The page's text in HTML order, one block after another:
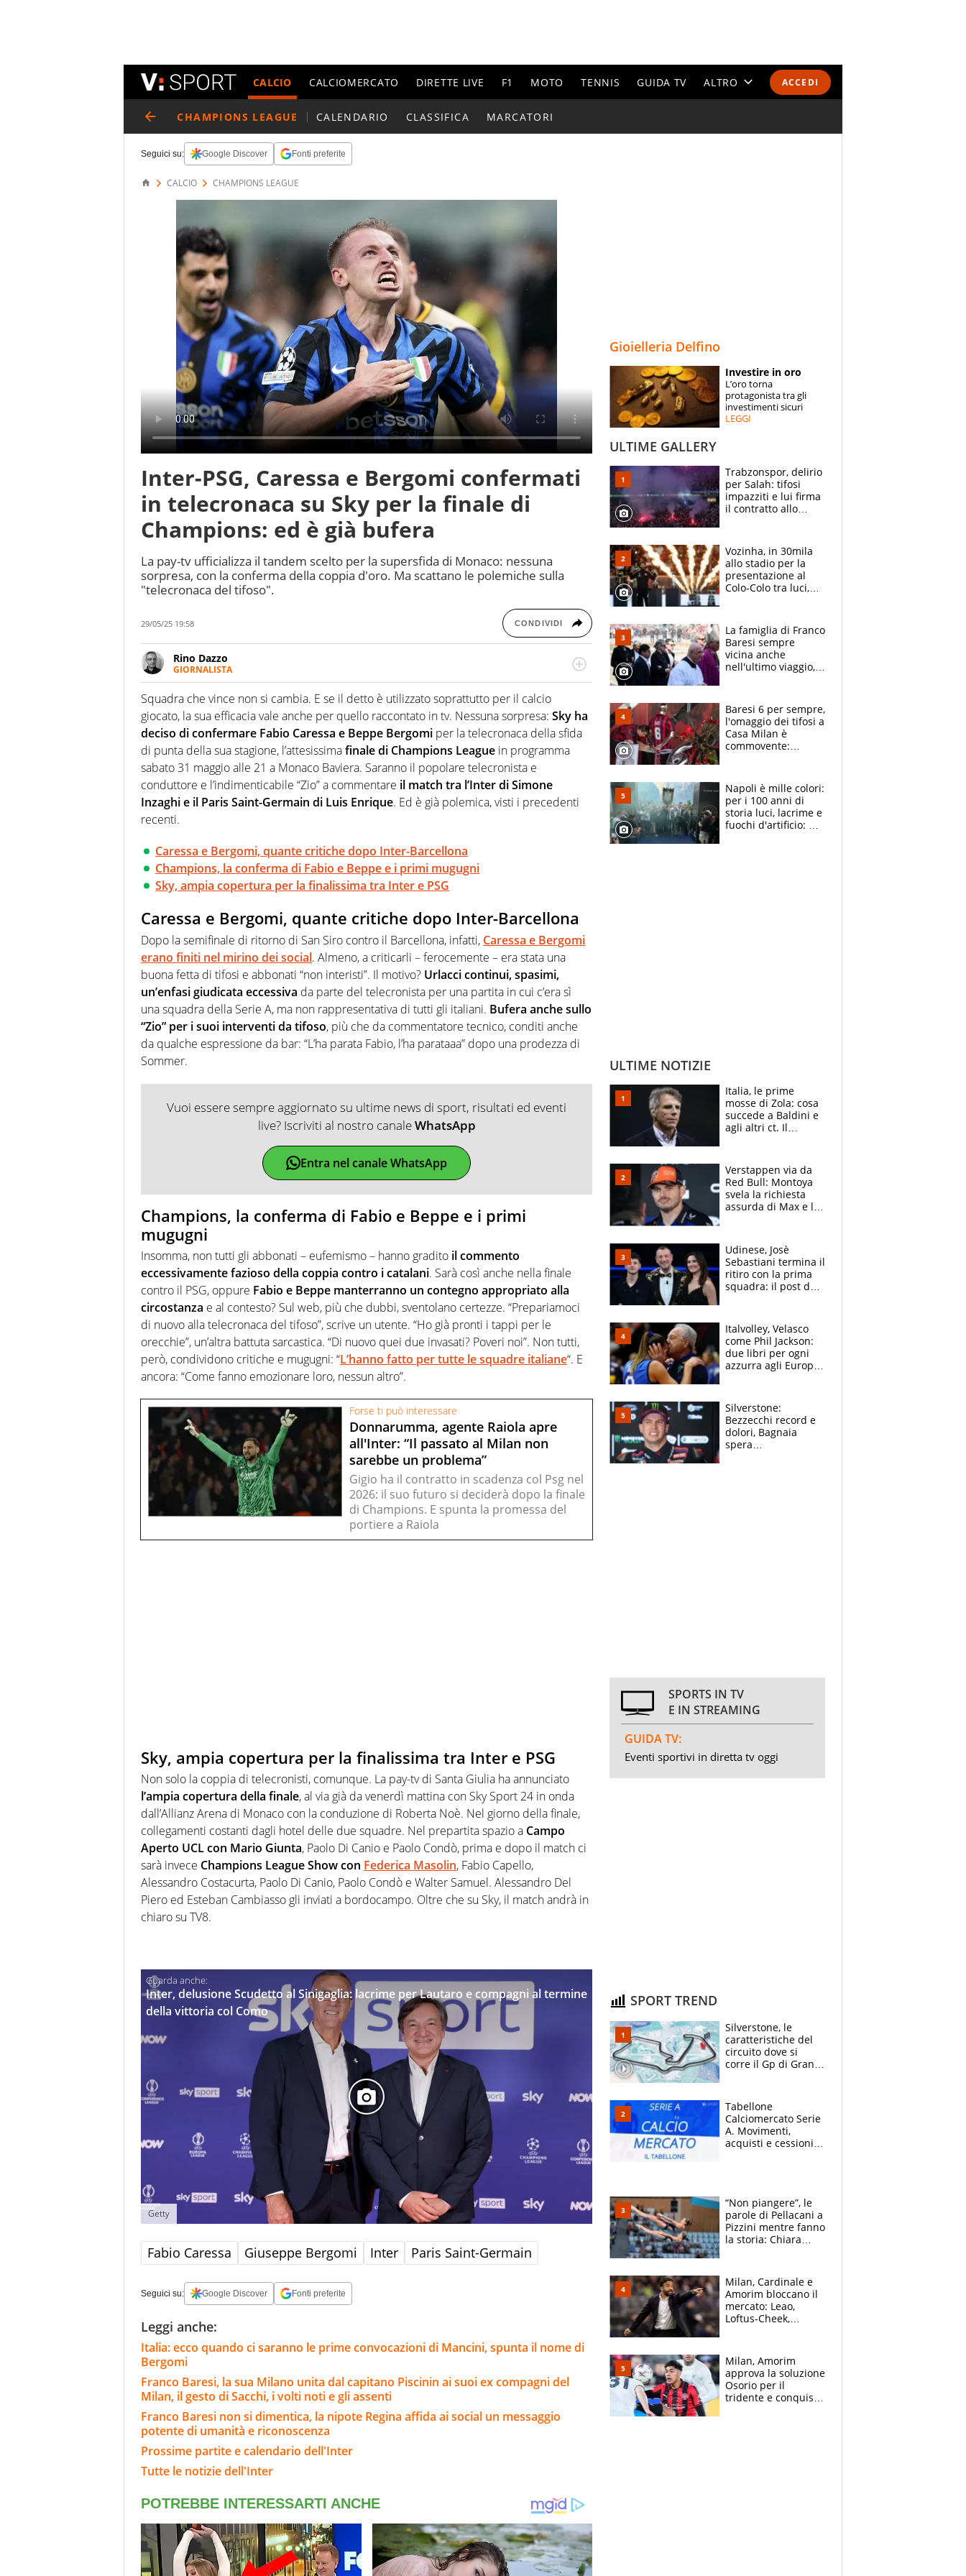
ACCEDI
CALCIO CALCIOMERCATO DIRETTE LIVE F1 MOTO TENNIS GUIDA TV ALTRO
ESPERTI
CONTATTI
CHAMPIONS LEAGUE CALENDARIO CLASSIFICA MARCATORI
Seguici su: Google Discover Fonti preferite
CALCIO CHAMPIONS LEAGUE
Inter-PSG, Caressa e Bergomi confermati
in telecronaca su Sky per la finale di
Champions: ed è già bufera
La pay-tv ufficializza il tandem scelto per la supersfida di Monaco: nessuna
sorpresa, con la conferma della coppia d'oro. Ma scattano le polemiche sulla
"telecronaca del tifoso".
29/05/25 19:58 CONDIVIDI
Rino Dazzo
GIORNALISTA
Se mai ci fosse modo di traslare il glossario del calcio in una nicchia di esperti, lui ne
farebbe parte. Non si perde una svista arbitrale né gli umori social del mondo delle
curve
Squadra che vince non si cambia. E se il detto è utilizzato soprattutto per il calcio
giocato, la sua efficacia vale anche per quello raccontato in tv. Nessuna sorpresa: Sky ha
deciso di confermare Fabio Caressa e Beppe Bergomi per la telecronaca della sfida
di punta della sua stagione, l’attesissimafinale di Champions League in programma
sabato 31 maggio alle 21 a Monaco Baviera. Saranno il popolare telecronista e
conduttore e l’indimenticabile “Zio” a commentare il match tra l’Inter di Simone
Inzaghi e il Paris Saint-Germain di Luis Enrique. Ed è già polemica, visti i precedenti
recenti.
Caressa e Bergomi, quante critiche dopo Inter-Barcellona
Champions, la conferma di Fabio e Beppe e i primi mugugni
Sky, ampia copertura per la finalissima tra Inter e PSG
Caressa e Bergomi, quante critiche dopo Inter-Barcellona
Dopo la semifinale di ritorno di San Siro contro il Barcellona, infatti, Caressa e Bergomi
erano finiti nel mirino dei social. Almeno, a criticarli – ferocemente – era stata una
buona fetta di tifosi e abbonati “non interisti”. Il motivo? Urlacci continui, spasimi,
un’enfasi giudicata eccessiva da parte del telecronista per una partita in cui c’era sì
una squadra della Serie A, ma non rappresentativa di tutti gli italiani. Bufera anche sullo
“Zio” per i suoi interventi da tifoso, più che da commentatore tecnico, conditi anche
da qualche espressione da bar: “L’ha parata Fabio, l’ha parataaa” dopo una prodezza di
Sommer.
Vuoi essere sempre aggiornato su ultime news di sport, risultati ed eventi
live? Iscriviti al nostro canaleWhatsApp
Entra nel canale WhatsApp
Champions, la conferma di Fabio e Beppe e i primi
mugugni
Insomma, non tutti gli abbonati – eufemismo – hanno gradito il commento
eccessivamente fazioso della coppia contro i catalani. Sarà così anche nella finale
contro il PSG, oppure Fabio e Beppe manterranno un contegno appropriato alla
circostanza e al contesto? Sul web, più che dubbi, sventolano certezze. “Prepariamoci
di nuovo alla telecronaca del tifoso”, scrive un utente. “Ho già pronti i tappi per le
orecchie”, un’altra battuta sarcastica. “Di nuovo quei due invasati? Poveri noi”. Non tutti,
però, condividono critiche e mugugni: “L’hanno fatto per tutte le squadre italiane“. E
ancora: “Come fanno emozionare loro, nessun altro”.
Forse ti può interessare
Donnarumma, agente Raiola apre
all'Inter: “Il passato al Milan non
sarebbe un problema”
Gigio ha il contratto in scadenza col Psg nel
2026: il suo futuro si deciderà dopo la finale
di Champions. E spunta la promessa del
portiere a Raiola
Sky, ampia copertura per la finalissima tra Inter e PSG
Non solo la coppia di telecronisti, comunque. La pay-tv di Santa Giulia ha annunciato
l’ampia copertura della finale, al via già da venerdì mattina con Sky Sport 24 in onda
dall’Allianz Arena di Monaco con la conduzione di Roberta Noè. Nel giorno della finale,
collegamenti costanti dagli hotel delle due squadre. Nel prepartita spazio a Campo
Aperto UCL con Mario Giunta, Paolo Di Canio e Paolo Condò, prima e dopo il match ci
sarà invece Champions League Show con Federica Masolin, Fabio Capello,
Alessandro Costacurta, Paolo Di Canio, Paolo Condò e Walter Samuel. Alessandro Del
Piero ed Esteban Cambiasso gli inviati a bordocampo. Oltre che su Sky, il match andrà in
chiaro su TV8.
Inter, delusione Scudetto al Sinigaglia: lacrime per Lautaro e compagni al termine
della vittoria col Como
Getty
Fabio Caressa Giuseppe Bergomi Inter Paris Saint-Germain
Seguici su: Google Discover Fonti preferite
Leggi anche:
Italia: ecco quando ci saranno le prime convocazioni di Mancini, spunta il nome di
Bergomi
Franco Baresi, la sua Milano unita dal capitano Piscinin ai suoi ex compagni del
Milan, il gesto di Sacchi, i volti noti e gli assenti
Franco Baresi non si dimentica, la nipote Regina affida ai social un messaggio
potente di umanità e riconoscenza
Prossime partite e calendario dell'Inter
Tutte le notizie dell'Inter
Gioielleria Delfino
Investire in oro
L’oro torna
protagonista tra gli
investimenti sicuri
LEGGI
ULTIME GALLERY
Trabzonspor, delirio
per Salah: tifosi
impazziti e lui firma
il contratto allo
Vozinha, in 30mila
allo stadio per la
presentazione al
Colo-Colo tra luci,
La famiglia di Franco
Baresi sempre
vicina anche
nell'ultimo viaggio,
circondati
dall'affetto dei tifosi
Baresi 6 per sempre,
l'omaggio dei tifosi a
Casa Milan è
commovente:
bigliettini
Napoli è mille colori:
per i 100 anni di
storia luci, lacrime e
fuochi d'artificio: De
ULTIME NOTIZIE
Italia, le prime
mosse di Zola: cosa
succede a Baldini e
agli altri ct. Il
azzurri
Verstappen via da
Red Bull: Montoya
svela la richiesta
assurda di Max e lo
McLaren siano
meglio?”
Udinese, Josè
Sebastiani termina il
ritiro con la prima
squadra: il post del
sfondo
Italvolley, Velasco
come Phil Jackson:
due libri per ogni
azzurra agli Europei.
Silverstone:
Bezzecchi record e
dolori, Bagnaia
spera
SPORTS IN TV
E IN STREAMING
GUIDA TV:
Eventi sportivi in diretta tv oggi
SPORT TREND
Silverstone, le
caratteristiche del
circuito dove si
corre il Gp di Gran
Tabellone
Calciomercato Serie
A. Movimenti,
acquisti e cessioni:
“Non piangere”, le
parole di Pellacani a
Pizzini mentre fanno
la storia: Chiara
Milan, Cardinale e
Amorim bloccano il
mercato: Leao,
Loftus-Cheek,
Soulè e Osorio nel
mirino
Milan, Amorim
approva la soluzione
Osorio per il
tridente e conquista